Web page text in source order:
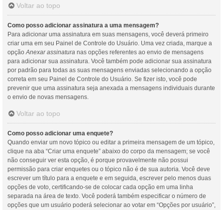
Voltar ao topo
Como posso adicionar assinatura a uma mensagem?
Para adicionar uma assinatura em suas mensagens, você deverá primeiro
criar uma em seu Painel de Controle do Usuário. Uma vez criada, marque a
opçãoAnexar assinatura nas opções referentes ao envio de mensagens
para adicionar sua assinatura. Você também pode adicionar sua assinatura
por padrão para todas as suas mensagens enviadas selecionando a opção
correta em seu Painel de Controle do Usuário. Se fizer isto, você pode
prevenir que uma assinatura seja anexada a mensagens individuais durante
o envio de novas mensagens.
Voltar ao topo
Como posso adicionar uma enquete?
Quando enviar um novo tópico ou editar a primeira mensagem de um tópico,
clique na aba “Criar uma enquete” abaixo do corpo da mensagem; se você
não conseguir ver esta opção, é porque provavelmente não possui
permissão para criar enquetes ou o tópico não é de sua autoria. Você deve
escrever um título para a enquete e em seguida, escrever pelo menos duas
opções de voto, certificando-se de colocar cada opção em uma linha
separada na área de texto. Você poderá também especificar o número de
opções que um usuário poderá selecionar ao votar em “Opções por usuário”,